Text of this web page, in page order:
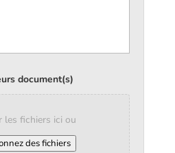
document(s)
les fichiers ici ou
des fichiers